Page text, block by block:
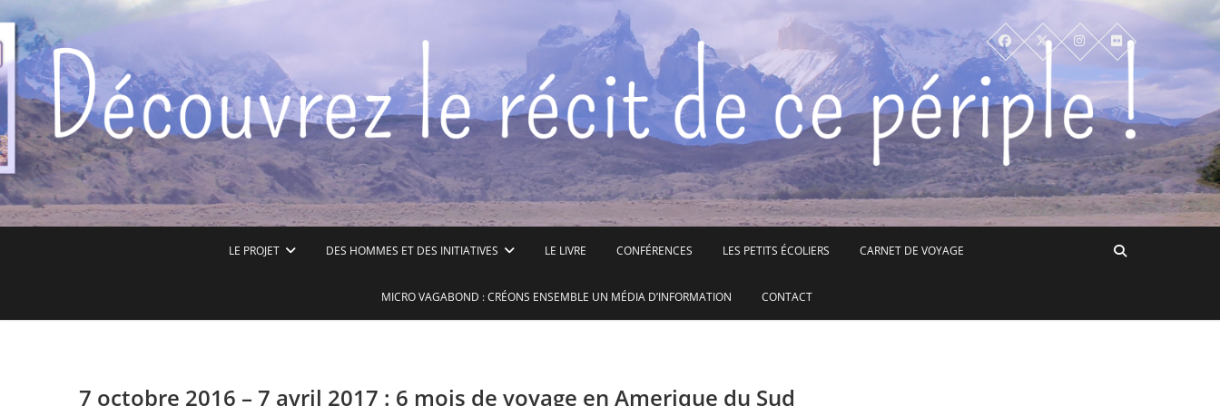
Skip
to
content
LE PROJET DES HOMMES ET DES INITIATIVES LE LIVRE CONFÉRENCES LES PETITS ÉCOLIERS CARNET DE VOYAGE
MICRO VAGABOND : CRÉONS ENSEMBLE UN MÉDIA D’INFORMATION CONTACT
7 octobre 2016 – 7 avril 2017 : 6 mois de voyage en Amerique du Sud